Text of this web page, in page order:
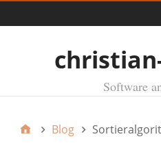
Software
Blog